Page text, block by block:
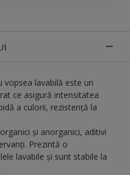
lavabilă este un
ce asigură intensitatea
a culorii, rezistență la
şi anorganici, aditivi
Prezintă o
lavabile şi sunt stabile la